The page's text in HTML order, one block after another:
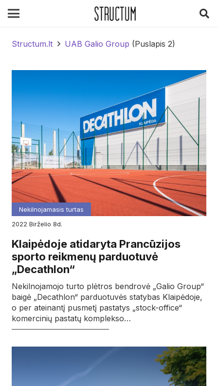
Structum.lt UAB Galio Group (Puslapis 2)
Nekilnojamasis turtas
2022
birželio 8d.
Klaipėdoje atidaryta Prancūzijos
sporto reikmenų parduotuvė
„Decathlon“
Nekilnojamojo turto plėtros bendrovė „Galio Group“
baigė „Decathlon“ parduotuvės statybas Klaipėdoje,
o per ateinantį pusmetį pastatys „stock-office“
komercinių pastatų komplekso…